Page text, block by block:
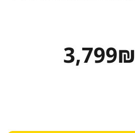
המחיר
המקורי
3,799₪ המחיר